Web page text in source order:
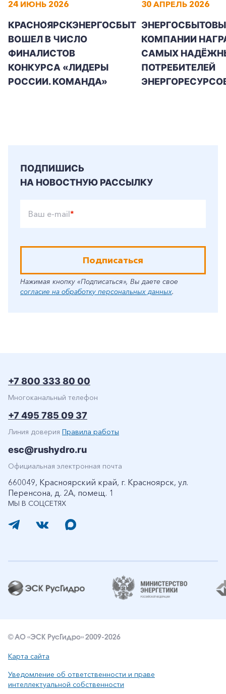
24 ИЮНЬ 2026
КРАСНОЯРСКЭНЕРГОСБЫТ
ВОШЕЛ В ЧИСЛО
ФИНАЛИСТОВ
КОНКУРСА «ЛИДЕРЫ
РОССИИ. КОМАНДА»
30 АПРЕЛЬ 2026
КОМПАНИИ
САМЫХ
ПОТРЕБИТЕЛЕЙ
ПОДПИШИСЬ
НА НОВОСТНУЮ РАССЫЛКУ
Ваш e-mail*
Подписаться
Нажимая кнопку «Подписаться», Вы даете свое
согласие на обработку персональных данных.
МЫ В СОЦСЕТЯХ
+7 800 333 80 00
Многоканальный телефон
+7 495 785 09 37
Линия доверия Правила работы
esc@rushydro.ru
Официальная электронная почта
660049, Красноярский край, г. Красноярск, ул.
Перенсона, д. 2А, помещ. 1
© АО «ЭСК РусГидро» 2009-2026
Карта сайта
Уведомление об ответственности и праве
интеллектуальной собственности